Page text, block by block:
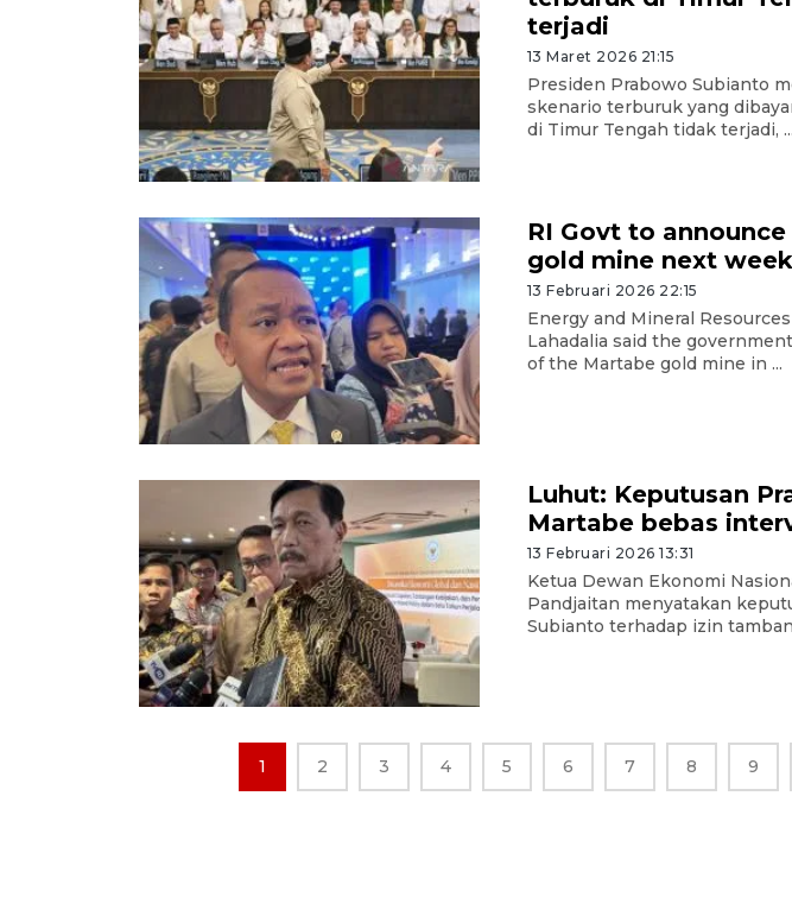
terjadi
13 Maret 2026 21:15
Presiden Prabowo Subianto
skenario terburuk yang
di Timur Tengah tidak terjadi, ...
RI Govt to
gold mine next week
13 Februari 2026 22:15
Energy and Mineral
Lahadalia said the
of the Martabe gold mine in ...
Luhut: Keputusan
Martabe bebas
13 Februari 2026 13:31
Ketua Dewan Ekonomi
Pandjaitan menyatakan
Subianto terhadap izin
1 2 3 4 5 6 7 8 9
BPBD
Water
kebakaran
6 Agustus 2026